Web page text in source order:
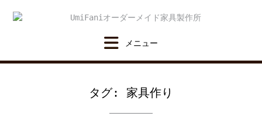
タグ: 家具作り